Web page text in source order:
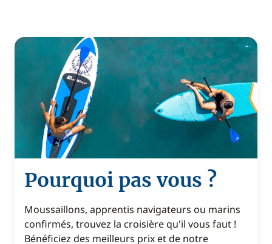
Pourquoi pas vous ?
Moussaillons, apprentis navigateurs ou marins
confirmés, trouvez la croisière qu'il vous faut !
Bénéficiez des meilleurs prix et de notre